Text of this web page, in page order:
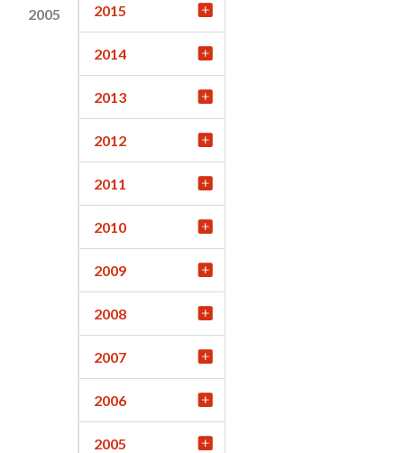
2005 2015
2014
2013
2012
2011
2010
2009
2008
2007
2006
2005